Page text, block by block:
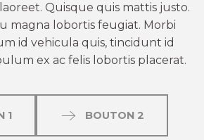
Quisque quis mattis justo.
magna lobortis feugiat. Morbi
id vehicula quis, tincidunt id
ex ac felis lobortis placerat.
1 BOUTON 2